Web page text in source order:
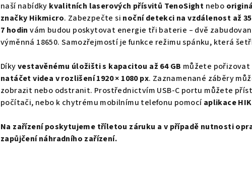
naší nabídky kvalitních laserových přísvitů TenoSight nebo
značky Hikmicro. Zabezpečte si noční detekci na vzdálenost až
7 hodin vám budou poskytovat energie tři baterie – dvě
výměnná 18650. Samozřejmostí je funkce režimu spánku, která
Díkyvestavěnému úložišti s kapacitou až 64 GB můžete pořizovat
natáčet videa v rozlišení 1920 × 1080 px. Zaznamenané záběry
zobrazit nebo odstranit. Prostřednictvím USB-C portu můžete
počítači, nebo k chytrému mobilnímu telefonu pomocíaplikace
Na zařízení poskytujeme tříletou záruku a v případě nutnosti
zapůjčení náhradního zařízení.